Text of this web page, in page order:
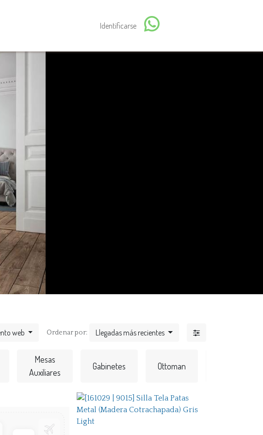
Identificarse
web Ordenar por: Llegadas más recientes
Mesas
Auxiliares
Gabinetes Ottoman